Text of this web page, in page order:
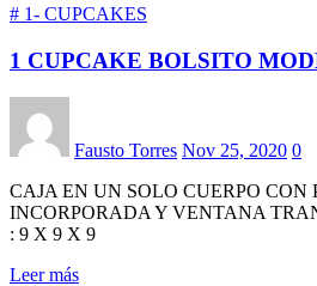
# 1- CUPCAKES
1 CUPCAKE BOLSITO
Fausto Torres Nov 25, 2020 0
CAJA EN UN SOLO CUERPO
INCORPORADA Y VENTANA
: 9 X 9 X 9
Leer más